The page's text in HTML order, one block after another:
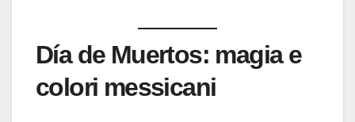
Día de Muertos: magia e
colori messicani